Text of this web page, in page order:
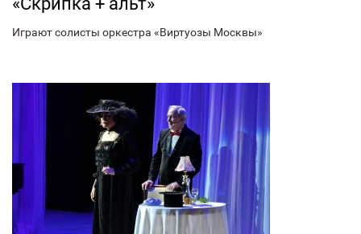
Играют солисты оркестра «Виртуозы Москвы»